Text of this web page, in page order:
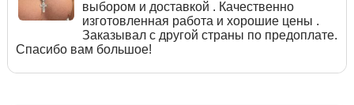
выбором и доставкой . Качественно
изготовленная работа и хорошие цены .
Заказывал с другой страны по предоплате.
Спасибо вам большое!